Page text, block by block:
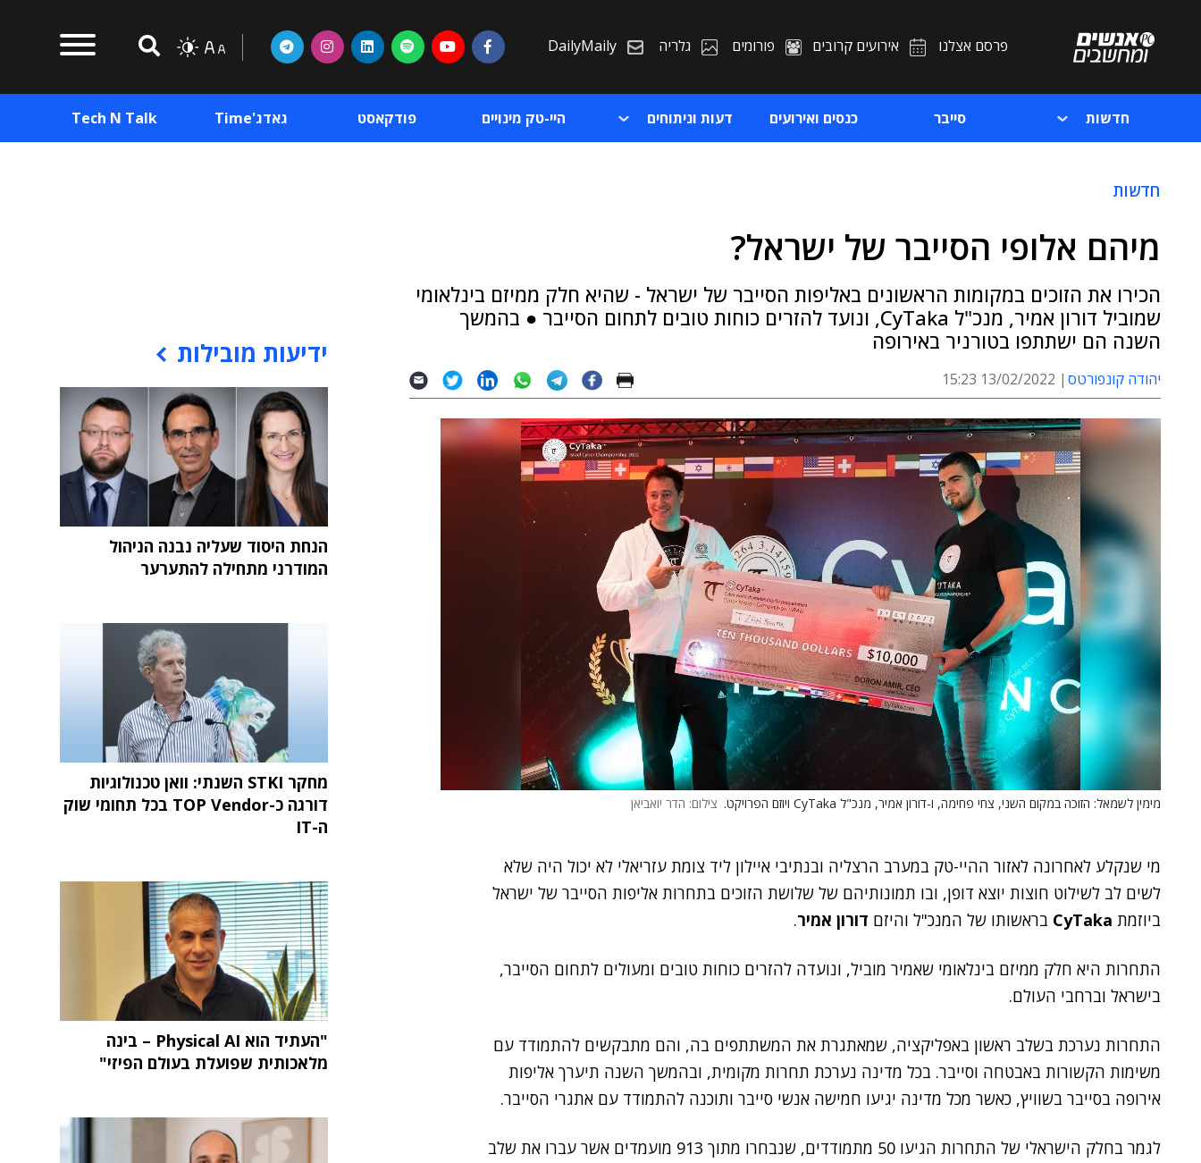
פרסם אצלנו אירועים קרובים פורומים גלריה DailyMaily
חדשות סייבר כנסים ואירועים דעות וניתוחים היי-טק מינויים פודקאסט גאדג'Time Tech N Talk
חדשות
מיהם אלופי הסייבר של ישראל?
הכירו את הזוכים במקומות הראשונים באליפות הסייבר של ישראל - שהיא חלק ממיזם בינלאומי
שמוביל דורון אמיר, מנכ"ל CyTaka, ונועד להזרים כוחות טובים לתחום הסייבר ● בהמשך
השנה הם ישתתפו בטורניר באירופה
יהודה קונפורטס 13/02/2022 15:23
מימין לשמאל: הזוכה במקום השני, צחי פחימה, ו-דורון אמיר, מנכ"ל CyTaka ויוזם הפרויקט. צילום: הדר יואביאן
מי שנקלע לאחרונה לאזור ההיי-טק במערב הרצליה ובנתיבי איילון ליד צומת עזריאלי לא יכול היה שלא
לשים לב לשילוט חוצות יוצא דופן, ובו תמונותיהם של שלושת הזוכים בתחרות אליפות הסייבר של ישראל
ביוזמת CyTaka בראשותו של המנכ"ל והיזם דורון אמיר.
התחרות היא חלק ממיזם בינלאומי שאמיר מוביל, ונועדה להזרים כוחות טובים ומעולים לתחום הסייבר,
בישראל וברחבי העולם.
התחרות נערכת בשלב ראשון באפליקציה, שמאתגרת את המשתתפים בה, והם מתבקשים להתמודד עם
משימות הקשורות באבטחה וסייבר. בכל מדינה נערכת תחרות מקומית, ובהמשך השנה תיערך אליפות
אירופה בסייבר בשוויץ, כאשר מכל מדינה יגיעו חמישה אנשי סייבר ותוכנה להתמודד עם אתגרי הסייבר.
לגמר בחלק הישראלי של התחרות הגיעו 50 מתמודדים, שנבחרו מתוך 913 מועמדים אשר עברו את שלב
ידיעות מובילות
הנחת היסוד שעליה נבנה הניהול
המודרני מתחילה להתערער
מחקר STKI השנתי: וואן טכנולוגיות
דורגה כ-TOP Vendor בכל תחומי שוק
ה-IT
"העתיד הוא Physical AI – בינה
מלאכותית שפועלת בעולם הפיזי"